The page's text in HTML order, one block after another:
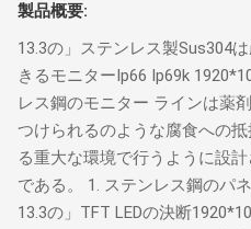
製品概要:
13.3の」ステンレス製Sus304
きるモニターIp66 Ip69k
レス鋼のモニター ラインは薬
つけられるのような腐食への
る重大な環境で行うように設
である。 1. ステンレス鋼のパ
13.3の」TFT LEDの決断